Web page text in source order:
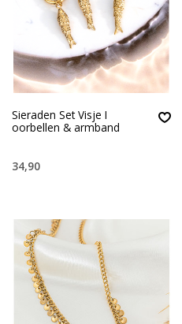
Sieraden Set Visje I
oorbellen & armband
34,90